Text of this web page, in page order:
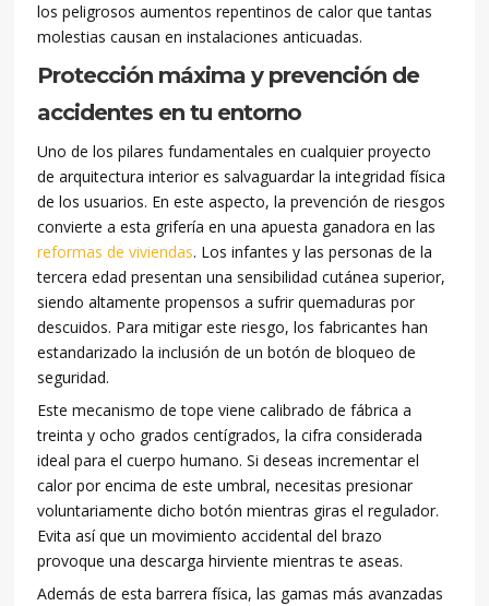
los peligrosos aumentos repentinos de calor que tantas
molestias causan en instalaciones anticuadas.
Protección máxima y prevención de
accidentes en tu entorno
Uno de los pilares fundamentales en cualquier proyecto
de arquitectura interior es salvaguardar la integridad física
de los usuarios. En este aspecto, la prevención de riesgos
convierte a esta grifería en una apuesta ganadora en las
reformas de viviendas. Los infantes y las personas de la
tercera edad presentan una sensibilidad cutánea superior,
siendo altamente propensos a sufrir quemaduras por
descuidos. Para mitigar este riesgo, los fabricantes han
estandarizado la inclusión de un botón de bloqueo de
seguridad.
Este mecanismo de tope viene calibrado de fábrica a
treinta y ocho grados centígrados, la cifra considerada
ideal para el cuerpo humano. Si deseas incrementar el
calor por encima de este umbral, necesitas presionar
voluntariamente dicho botón mientras giras el regulador.
Evita así que un movimiento accidental del brazo
provoque una descarga hirviente mientras te aseas.
Además de esta barrera física, las gamas más avanzadas